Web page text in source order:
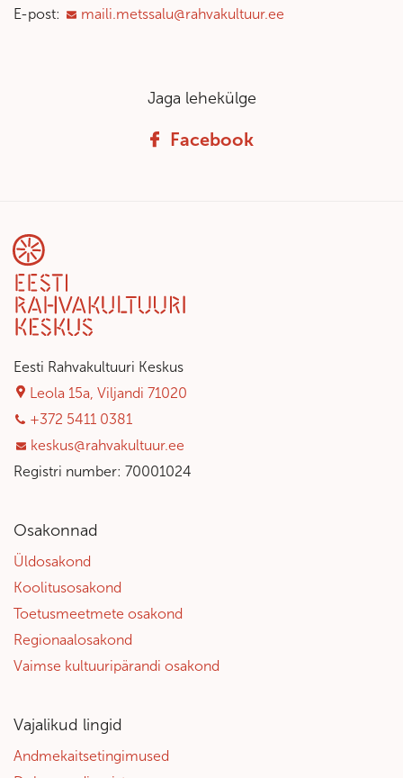
E-post:
maili.metssalu@rahvakultuur.ee
Jaga lehekülge
Facebook
Eesti Rahvakultuuri Keskus
Leola 15a, Viljandi 71020
+372 5411 0381
keskus@rahvakultuur.ee
Registri number: 70001024
Osakonnad
Üldosakond
Koolitusosakond
Toetusmeetmete osakond
Regionaalosakond
Vaimse kultuuripärandi osakond
Vajalikud lingid
Andmekaitsetingimused